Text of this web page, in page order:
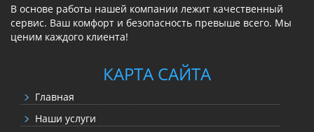
В основе работы нашей компании лежит качественный
сервис. Ваш комфорт и безопасность превыше всего. Мы
ценим каждого клиента!
КАРТА САЙТА
Главная
Наши услуги